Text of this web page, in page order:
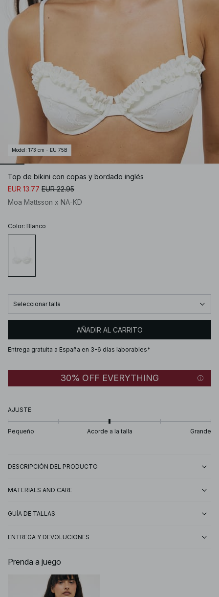
Model : 173 cm - EU 75B
Top de bikini con copas y bordado inglés
EUR 13.77 EUR 22.95
Moa Mattsson x NA-KD
Color: Blanco
Seleccionar talla
AÑADIR AL CARRITO
Entrega gratuita a España en 3-6 días laborables*
30% OFF EVERYTHING
AJUSTE
Pequeño Acorde a la talla Grande
DESCRIPCIÓN DEL PRODUCTO
MATERIALS AND CARE
GUÍA DE TALLAS
ENTREGA Y DEVOLUCIONES
Prenda a juego